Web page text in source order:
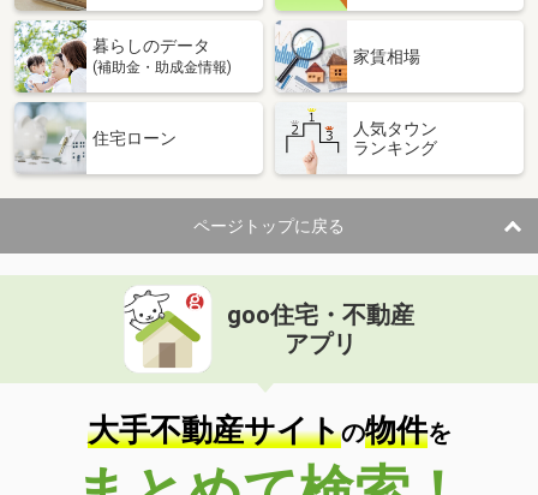
暮らしのデータ
(補助金・助成金情報)
家賃相場
住宅ローン
人気タウン
ランキング
ページトップに戻る
goo住宅・不動産
アプリ
大手不動産サイトの物件を